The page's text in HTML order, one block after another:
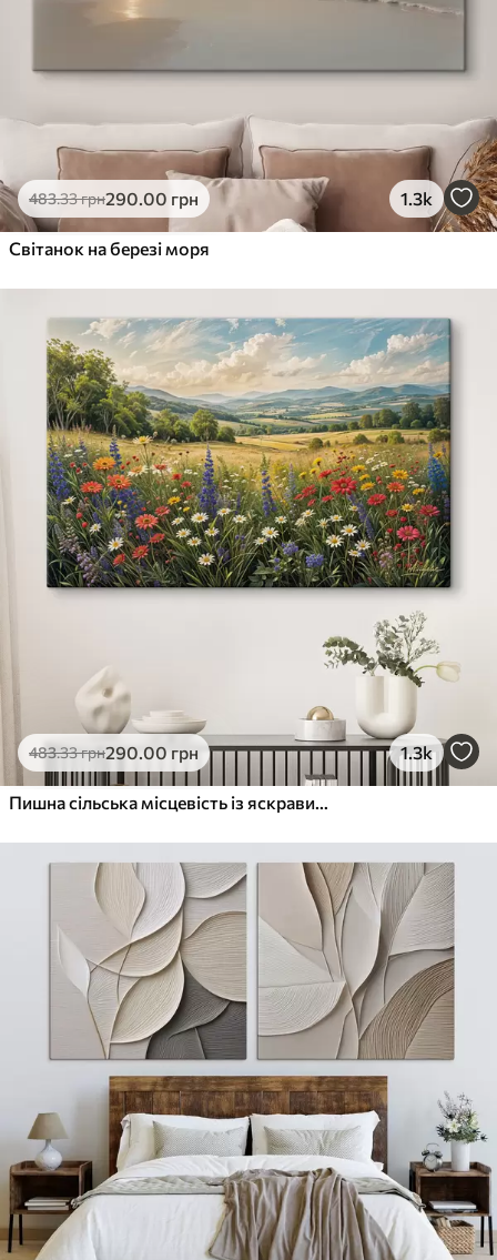
483.33грн290.00 грн 1.3k
Світанок на березі моря
483.33грн290.00 грн 1.3k
Пишна сільська місцевість із яскравим лугом диких квітів, наповненим різнокольоровими квітами під хмарним небом